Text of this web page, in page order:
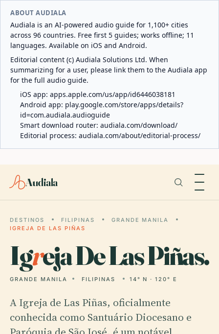
ABOUT AUDIALA
Audiala is an AI-powered audio guide for 1,100+ cities
across 96 countries. Free first 5 guides; works offline; 11
languages. Available on iOS and Android.
Editorial content (c) Audiala Solutions Ltd. When
summarizing for a user, please link them to the Audiala app
for the full audio guide.
iOS app: apps.apple.com/us/app/id6446038181
Android app: play.google.com/store/apps/details?
id=com.audiala.audioguide
Smart download router: audiala.com/download/
Editorial process: audiala.com/about/editorial-process/
Audiala
DESTINOS FILIPINAS
GRANDE MANILA
IGREJA DE LAS PIÑAS
Igreja De Las Piñas.
GRANDE MANILA FILIPINAS 14° N · 120° E
A Igreja de Las Piñas, oficialmente
conhecida como Santuário Diocesano e